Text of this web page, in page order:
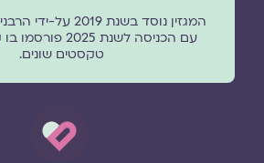
המגזין נוסד בשנת
טקסטים שונים.